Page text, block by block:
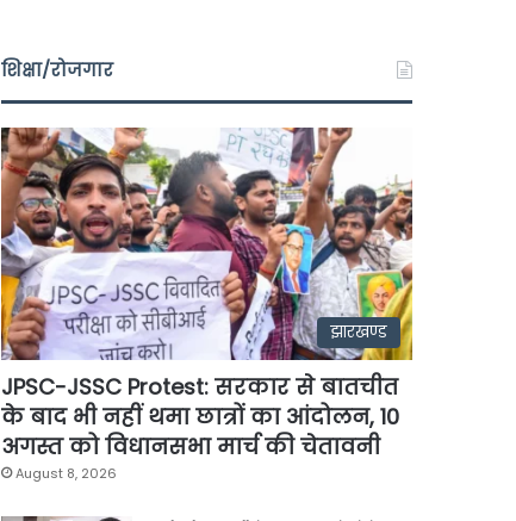
शिक्षा/रोजगार
झारखण्ड
JPSC-JSSC Protest: सरकार से बातचीत
के बाद भी नहीं थमा छात्रों का आंदोलन, 10
अगस्त को विधानसभा मार्च की चेतावनी
August 8, 2026